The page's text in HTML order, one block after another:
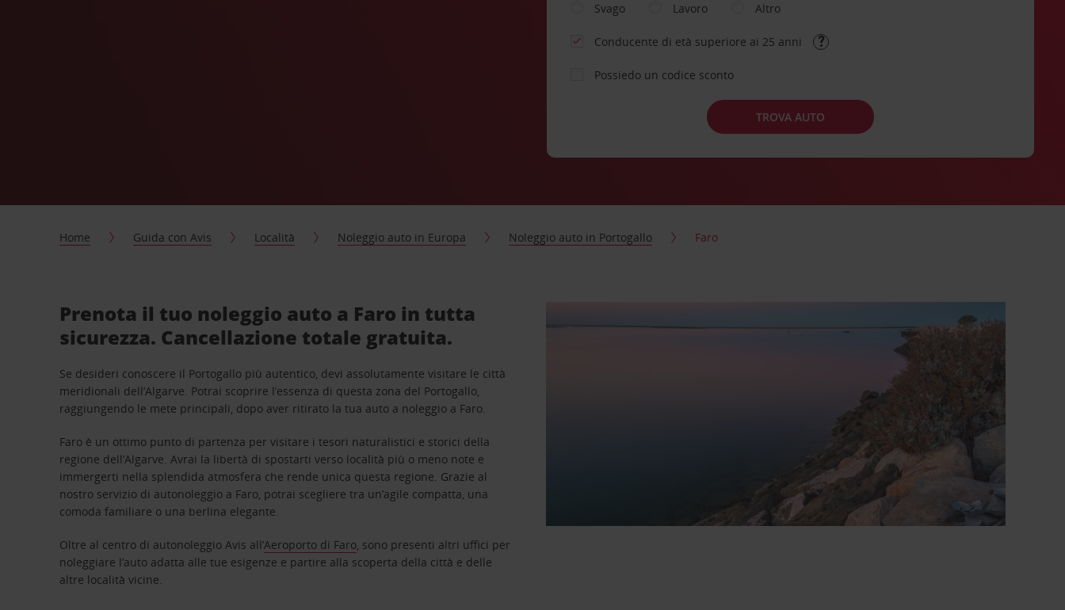
Svago
Lavoro Altro
Conducente di età superiore ai 25 anni
Possiedo un codice sconto
TROVA AUTO
Home Guida con Avis Località Noleggio auto in Europa Noleggio auto in Portogallo Faro
Prenota il tuo noleggio auto a Faro in tutta
sicurezza. Cancellazione totale gratuita.
Se desideri conoscere il Portogallo più autentico, devi assolutamente visitare le città
meridionali dell’Algarve. Potrai scoprire l’essenza di questa zona del Portogallo,
raggiungendo le mete principali, dopo aver ritirato la tua auto a noleggio a Faro.
Faro è un ottimo punto di partenza per visitare i tesori naturalistici e storici della
regione dell’Algarve. Avrai la libertà di spostarti verso località più o meno note e
immergerti nella splendida atmosfera che rende unica questa regione. Grazie al
nostro servizio di autonoleggio a Faro, potrai scegliere tra un’agile compatta, una
comoda familiare o una berlina elegante.
Oltre al centro di autonoleggio Avis all’Aeroporto di Faro, sono presenti altri uffici per
noleggiare l’auto adatta alle tue esigenze e partire alla scoperta della città e delle
altre località vicine.